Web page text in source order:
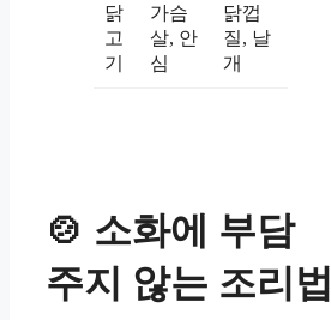
닭
고
기
가슴
살, 안
심
닭껍
질, 날
개
🍲 소화에 부담
주지 않는 조리법